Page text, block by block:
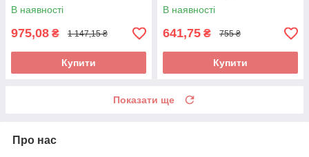
В наявності
975,08 ₴ 1 147,15 ₴
Купити
В наявності
641,75 ₴ 755 ₴
Купити
Показати ще
Про нас